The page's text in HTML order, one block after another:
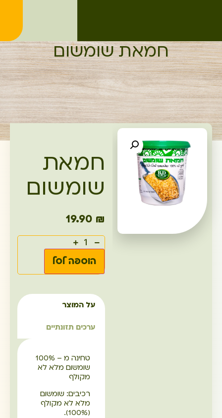
חמאת שומשום
חמאת
שומשום
19.90 ₪
הוספה לסל
על המוצר
ערכים תזונתיים
טחינה מ – 100%
שומשום מלא לא
מקולף
רכיבים: שומשום
מלא לא מקולף
(100%).